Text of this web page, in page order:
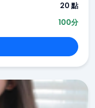
20 點
100分